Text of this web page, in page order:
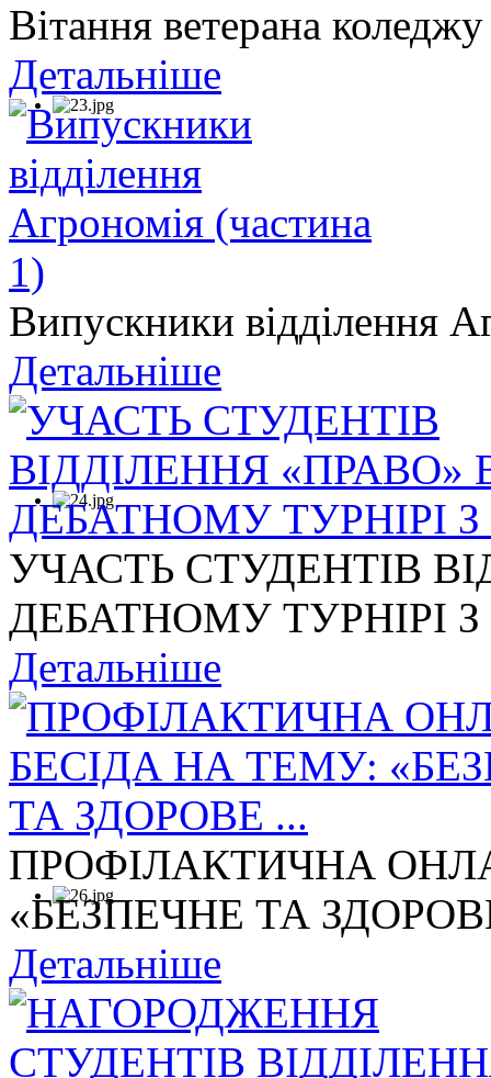
Вітання ветерана
Детальніше
Випускники відділення
Детальніше
УЧАСТЬ СТУДЕНТІВ
ДЕБАТНОМУ ТУРНІРІ З
Детальніше
ПРОФІЛАКТИЧНА
«БЕЗПЕЧНЕ ТА
Детальніше